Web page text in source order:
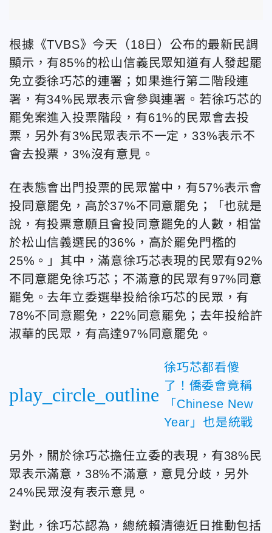
根據《TVBS》今天（18日）公布的最新民調
顯示，有85%的松山信義民眾知道有人發起罷
免立委徐巧芯的連署；如果進行第二階段連
署，有34%民眾表示會參與連署。若徐巧芯的
罷免案進入投票階段，有61%的民眾會去投
票，另外有3%民眾表示不一定，33%表示不
會去投票，3%沒有意見。
在表態會出門投票的民眾當中，有57%表示會
投同意罷免，高於37%不同意罷免；「也就是
說，有投票意願且會投同意罷免的人數，相當
於松山信義選民的36%，高於罷免門檻的
25%。」其中，滿意徐巧芯表現的民眾有92%
不同意罷免徐巧芯；不滿意的民眾有97%同意
罷免。去年立委選舉投給徐巧芯的民眾，有
78%不同意罷免，22%同意罷免；去年投給許
淑華的民眾，有高達97%同意罷免。
play_circle_outline
徐巧芯都看傻
了！僑委會竟稱
「Chinese New
Year」也是統戰
另外，關於徐巧芯擔任立委的表現，有38%民
眾表示滿意，38%不滿意，意見分歧，另外
24%民眾沒有表示意見。
對此，徐巧芯認為，總統賴清德近日推動包括